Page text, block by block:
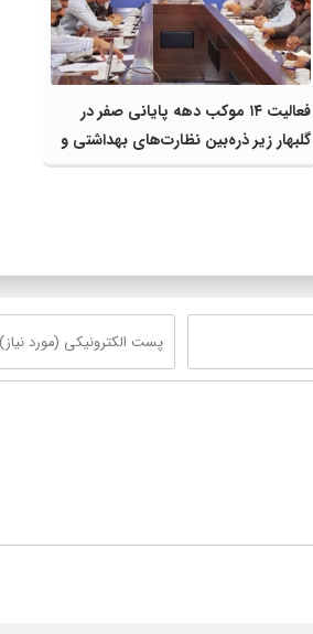
فعالیت ۱۴ موکب دهه پایانی صفر در
گلبهار زیر ذره‌بین نظارت‌های بهداشتی و
انتظامی